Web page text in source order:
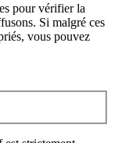
pour vérifier la
Si malgré ces
vous pouvez